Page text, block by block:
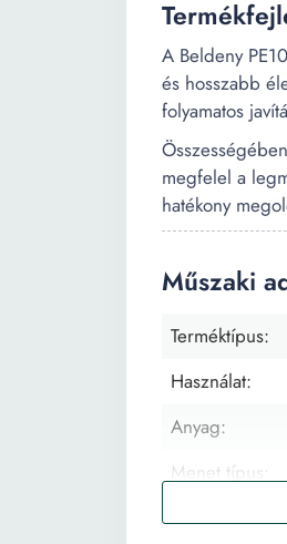
A Beldeny
és hosszabb
folyamatos
megfelel a
hatékony
Műszaki
Terméktípus:
Használat:
Anyag:
Menet típus:
Darabszám: